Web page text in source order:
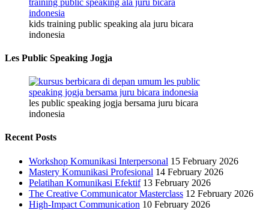
kids training public speaking ala juru bicara
indonesia
Les Public Speaking Jogja
les public speaking jogja bersama juru bicara
indonesia
Recent Posts
Workshop Komunikasi Interpersonal 15 February 2026
Mastery Komunikasi Profesional 14 February 2026
Pelatihan Komunikasi Efektif 13 February 2026
The Creative Communicator Masterclass 12 February 2026
High-Impact Communication 10 February 2026